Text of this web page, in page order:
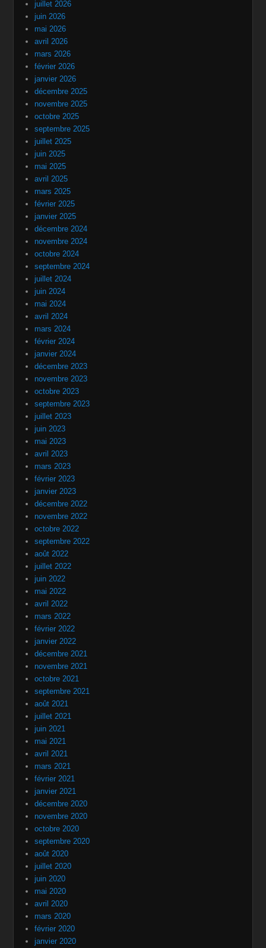
juillet 2026
juin 2026
mai 2026
avril 2026
mars 2026
février 2026
janvier 2026
décembre 2025
novembre 2025
octobre 2025
septembre 2025
juillet 2025
juin 2025
mai 2025
avril 2025
mars 2025
février 2025
janvier 2025
décembre 2024
novembre 2024
octobre 2024
septembre 2024
juillet 2024
juin 2024
mai 2024
avril 2024
mars 2024
février 2024
janvier 2024
décembre 2023
novembre 2023
octobre 2023
septembre 2023
juillet 2023
juin 2023
mai 2023
avril 2023
mars 2023
février 2023
janvier 2023
décembre 2022
novembre 2022
octobre 2022
septembre 2022
août 2022
juillet 2022
juin 2022
mai 2022
avril 2022
mars 2022
février 2022
janvier 2022
décembre 2021
novembre 2021
octobre 2021
septembre 2021
août 2021
juillet 2021
juin 2021
mai 2021
avril 2021
mars 2021
février 2021
janvier 2021
décembre 2020
novembre 2020
octobre 2020
septembre 2020
août 2020
juillet 2020
juin 2020
mai 2020
avril 2020
mars 2020
février 2020
janvier 2020